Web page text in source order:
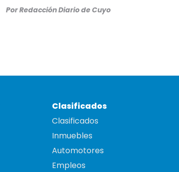
PorRedacción Diario de Cuyo
Clasificados
Clasificados
Inmuebles
Automotores
Empleos